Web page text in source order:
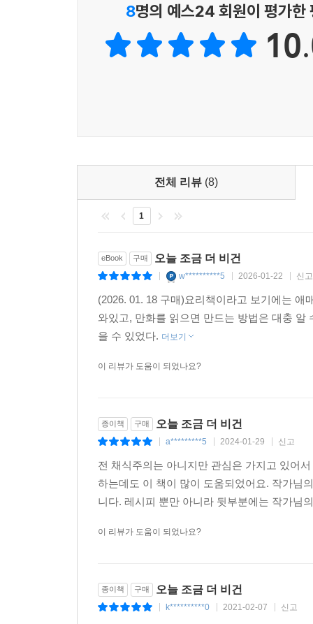
작가는 회사에 다니는 직장인으로 비건 생활 또
친근하며 재밌다. 맛있는 요리는 세숫대야만큼
건강하기만 할 줄 알았던 비건 음식에 대한 선입
8명의 예스24 회원이 평가한
전체 리뷰 (8)
1
eBook 구매 오늘 조금 더 비건
w**********5 2026-01-22 신고
(2026. 01. 18 구매)요리책이라고 보기에는
와있고, 만화를 읽으면 만드는 방법은 대충
을 수 있었다. 더보기
이 리뷰가 도움이 되었나요?
종이책 구매 오늘 조금 더 비건
a*********5 2024-01-29 신고
전 채식주의는 아니지만 관심은 가지고 있어
하는데도 이 책이 많이 도움되었어요. 작가님
니다. 레시피 뿐만 아니라 뒷부분에는 작가님
이 리뷰가 도움이 되었나요?
종이책 구매 오늘 조금 더 비건
k**********0 2021-02-07 신고